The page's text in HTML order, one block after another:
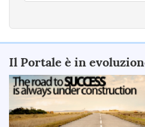
Il Portale è in